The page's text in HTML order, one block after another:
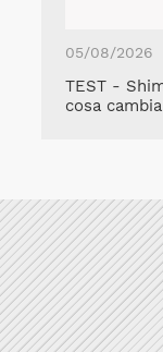
05/08/2026
TEST -
cosa